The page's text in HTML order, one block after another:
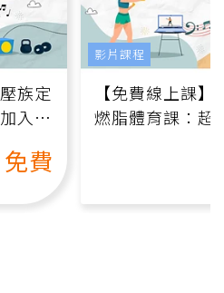
族定
入行
免費
【免費線上課
燃脂體育課：超
影片課程